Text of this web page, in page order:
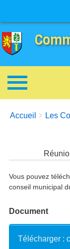
Breadcrumbs
You are here:
Accueil Les
Vous pouvez
conseil municipal
Document
Télécharger :